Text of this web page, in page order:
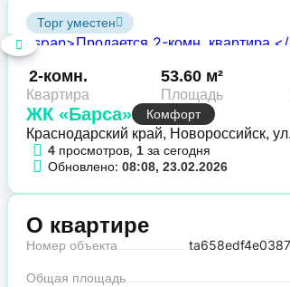
Торг уместен
2-комн.
Квартира
53.60 м²
Площадь
ЖК «Барса»
Комфорт
Краснодарский край, Новороссийск,
4 просмотров, 1 за сегодня
Обновлено: 08:08, 23.02.2026
О квартире
Номер объекта
Общая площадь